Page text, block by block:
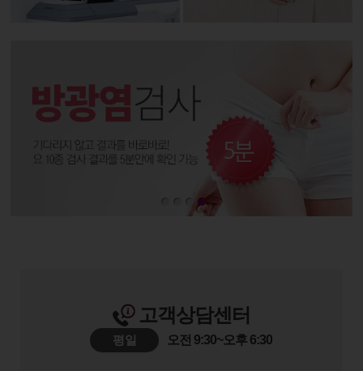
고객상담센터
평일 오전 9:30~오후 6:30